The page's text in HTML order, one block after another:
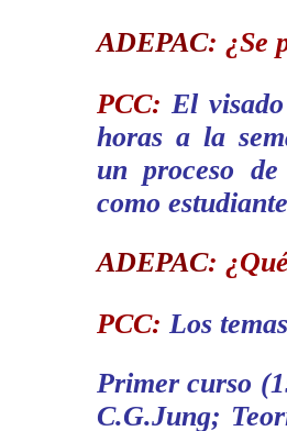
ADEPAC: ¿Se
PCC:El
horas a la
un proceso
como
ADEPAC:
PCC: Los
Primer curso
C.G.Jung;